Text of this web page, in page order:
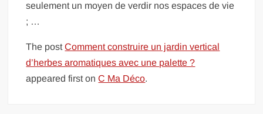
seulement un moyen de verdir nos espaces de vie
; …
The postComment construire un jardin vertical
d’herbes aromatiques avec une palette ?
appeared first onC Ma Déco.